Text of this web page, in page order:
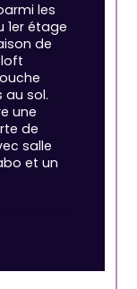
les
1er étage
de
sol.
une
de
salle
et un